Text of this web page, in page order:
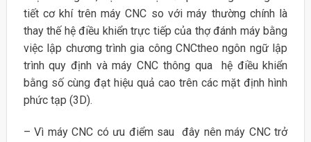
tiết cơ khí trên máy CNC so với máy thường chính là
thay thế hệ điều khiển trực tiếp của thợ đánh máy bằng
việc lập chương trình gia công CNCtheo ngôn ngữ lập
trình quy định và máy CNC thông qua hệ điều khiển
bằng số cùng đạt hiệu quả cao trên các mặt định hình
phức tạp (3D).
– Vì máy CNC có ưu điểm sau đây nên máy CNC trở